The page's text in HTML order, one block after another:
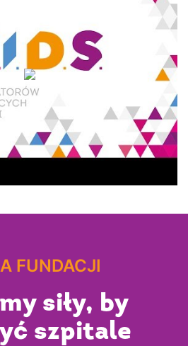
FUNDACJI
siły, by
szpitale